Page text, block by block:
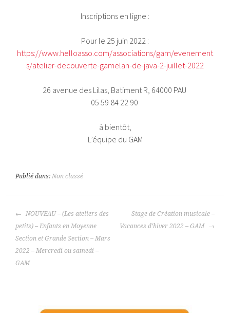
Inscriptions en ligne :
Pour le 25 juin 2022 :
https://www.helloasso.com/associations/gam/evenement
s/atelier-decouverte-gamelan-de-java-2-juillet-2022
26 avenue des Lilas, Batiment R, 64000 PAU
05 59 84 22 90
à bientôt,
L’équipe du GAM
Publié dans:Non classé
NAVIGATION
DES
ARTICLES
NOUVEAU – (Les ateliers des
petits) – Enfants en Moyenne
Section et Grande Section – Mars
2022 – Mercredi ou samedi –
GAM
Stage de Création musicale –
Vacances d’hiver 2022 – GAM